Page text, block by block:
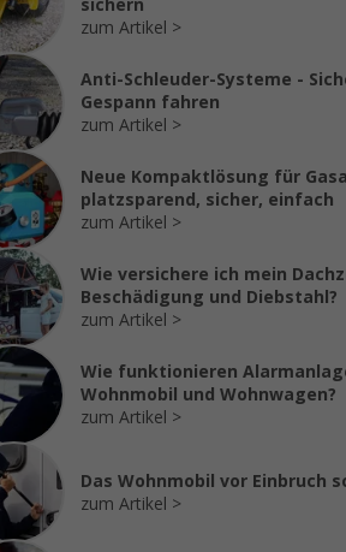
sichern
zum Artikel
Anti-Schleuder-Systeme -
Gespann fahren
zum Artikel
Neue Kompaktlösung für
platzsparend, sicher, einfach
zum Artikel
Wie versichere ich mein
Beschädigung und Diebstahl?
zum Artikel
Wie funktionieren
Wohnmobil und Wohnwagen?
zum Artikel
Das Wohnmobil vor Einbruch
zum Artikel